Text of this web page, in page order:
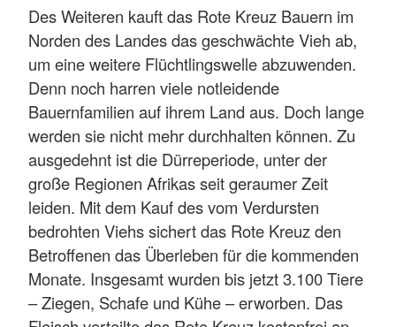
Des Weiteren kauft das Rote Kreuz Bauern im
Norden des Landes das geschwächte Vieh ab,
um eine weitere Flüchtlingswelle abzuwenden.
Denn noch harren viele notleidende
Bauernfamilien auf ihrem Land aus. Doch lange
werden sie nicht mehr durchhalten können. Zu
ausgedehnt ist die Dürreperiode, unter der
große Regionen Afrikas seit geraumer Zeit
leiden. Mit dem Kauf des vom Verdursten
bedrohten Viehs sichert das Rote Kreuz den
Betroffenen das Überleben für die kommenden
Monate. Insgesamt wurden bis jetzt 3.100 Tiere
– Ziegen, Schafe und Kühe – erworben. Das